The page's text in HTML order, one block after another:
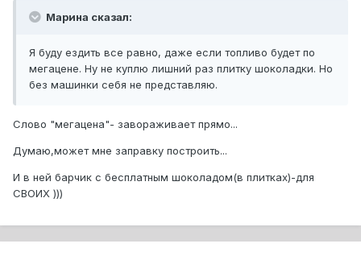
Марина сказал:
Я буду ездить все равно, даже если топливо будет по
мегацене. Ну не куплю лишний раз плитку шоколадки. Но
без машинки себя не представляю.
Слово "мегацена"- завораживает прямо...
Думаю,может мне заправку построить...
И в ней барчик с бесплатным шоколадом(в плитках)-для
СВОИХ )))